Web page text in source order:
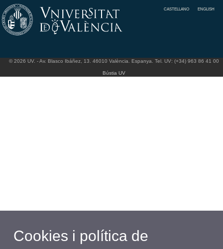
CASTELLANO ENGLISH
© 2026 UV. - Av. Blasco Ibáñez, 13. 46010 València. Espanya. Tel. UV: (+34) 963 86 41 00
Bústia UV
Cookies i política de